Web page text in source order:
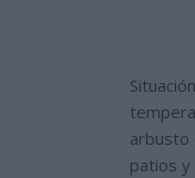
arbusto
patios y